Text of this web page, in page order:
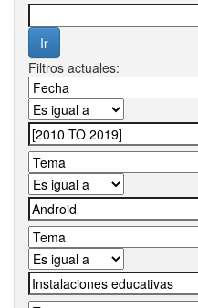
Filtros actuales: